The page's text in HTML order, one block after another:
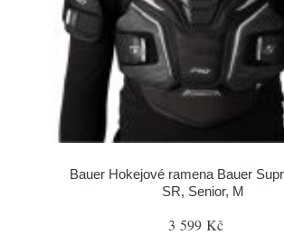
Bauer Hokejové ramena Bauer
SR, Senior, M
3 599 Kč